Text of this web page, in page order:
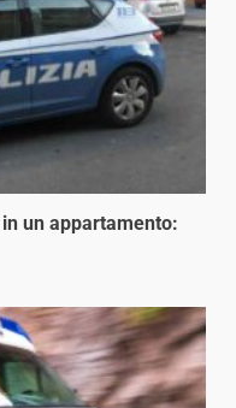
un appartamento: